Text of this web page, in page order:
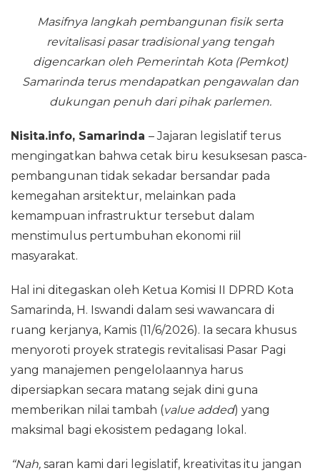
Masifnya langkah pembangunan fisik serta
revitalisasi pasar tradisional yang tengah
digencarkan oleh Pemerintah Kota (Pemkot)
Samarinda terus mendapatkan pengawalan dan
dukungan penuh dari pihak parlemen.
Nisita.info, Samarinda – Jajaran legislatif terus
mengingatkan bahwa cetak biru kesuksesan pasca-
pembangunan tidak sekadar bersandar pada
kemegahan arsitektur, melainkan pada
kemampuan infrastruktur tersebut dalam
menstimulus pertumbuhan ekonomi riil
masyarakat.
Hal ini ditegaskan oleh Ketua Komisi II DPRD Kota
Samarinda, H. Iswandi dalam sesi wawancara di
ruang kerjanya, Kamis (11/6/2026). Ia secara khusus
menyoroti proyek strategis revitalisasi Pasar Pagi
yang manajemen pengelolaannya harus
dipersiapkan secara matang sejak dini guna
memberikan nilai tambah (value added) yang
maksimal bagi ekosistem pedagang lokal.
“Nah, saran kami dari legislatif, kreativitas itu jangan